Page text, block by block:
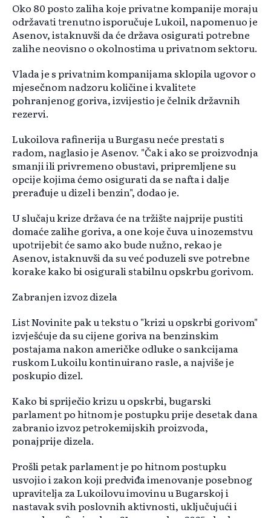
Oko 80 posto zaliha koje privatne kompanije moraju
održavati trenutno isporučuje Lukoil, napomenuo je
Asenov, istaknuvši da će država osigurati potrebne
zalihe neovisno o okolnostima u privatnom sektoru.
Vlada je s privatnim kompanijama sklopila ugovor o
mjesečnom nadzoru količine i kvalitete
pohranjenog goriva, izvijestio je čelnik državnih
rezervi.
Lukoilova rafinerija u Burgasu neće prestati s
radom, naglasio je Asenov. "Čak i ako se proizvodnja
smanji ili privremeno obustavi, pripremljene su
opcije kojima ćemo osigurati da se nafta i dalje
prerađuje u dizel i benzin", dodao je.
U slučaju krize država će na tržište najprije pustiti
domaće zalihe goriva, a one koje čuva u inozemstvu
upotrijebit će samo ako bude nužno, rekao je
Asenov, istaknuvši da su već poduzeli sve potrebne
korake kako bi osigurali stabilnu opskrbu gorivom.
Zabranjen izvoz dizela
List Novinite pak u tekstu o "krizi u opskrbi gorivom"
izvješćuje da su cijene goriva na benzinskim
postajama nakon američke odluke o sankcijama
ruskom Lukoilu kontinuirano rasle, a najviše je
poskupio dizel.
Kako bi spriječio krizu u opskrbi, bugarski
parlament po hitnom je postupku prije desetak dana
zabranio izvoz petrokemijskih proizvoda,
ponajprije dizela.
Prošli petak parlament je po hitnom postupku
usvojio i zakon koji predviđa imenovanje posebnog
upravitelja za Lukoilovu imovinu u Bugarskoj i
nastavak svih poslovnih aktivnosti, uključujući i